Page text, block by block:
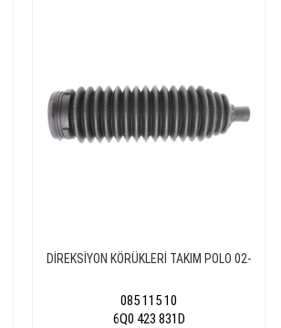
DİREKSİYON KÖRÜKLERİ TAKIM POLO 02-
085 115 10
6Q0 423 831D